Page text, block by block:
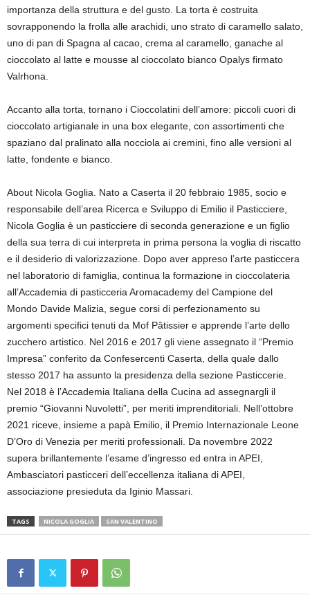
importanza della struttura e del gusto. La torta è costruita
sovrapponendo la frolla alle arachidi, uno strato di caramello salato,
uno di pan di Spagna al cacao, crema al caramello, ganache al
cioccolato al latte e mousse al cioccolato bianco Opalys firmato
Valrhona.
Accanto alla torta, tornano i Cioccolatini dell’amore: piccoli cuori di
cioccolato artigianale in una box elegante, con assortimenti che
spaziano dal pralinato alla nocciola ai cremini, fino alle versioni al
latte, fondente e bianco.
About Nicola Goglia. Nato a Caserta il 20 febbraio 1985, socio e
responsabile dell’area Ricerca e Sviluppo di Emilio il Pasticciere,
Nicola Goglia è un pasticciere di seconda generazione e un figlio
della sua terra di cui interpreta in prima persona la voglia di riscatto
e il desiderio di valorizzazione. Dopo aver appreso l’arte pasticcera
nel laboratorio di famiglia, continua la formazione in cioccolateria
all’Accademia di pasticceria Aromacademy del Campione del
Mondo Davide Malizia, segue corsi di perfezionamento su
argomenti specifici tenuti da Mof Pâtissier e apprende l’arte dello
zucchero artistico. Nel 2016 e 2017 gli viene assegnato il “Premio
Impresa” conferito da Confesercenti Caserta, della quale dallo
stesso 2017 ha assunto la presidenza della sezione Pasticcerie.
Nel 2018 è l’Accademia Italiana della Cucina ad assegnargli il
premio “Giovanni Nuvoletti”, per meriti imprenditoriali. Nell’ottobre
2021 riceve, insieme a papà Emilio, il Premio Internazionale Leone
D’Oro di Venezia per meriti professionali. Da novembre 2022
supera brillantemente l’esame d’ingresso ed entra in APEI,
Ambasciatori pasticceri dell’eccellenza italiana di APEI,
associazione presieduta da Iginio Massari.
TAGS NICOLA GOGLIA SAN VALENTINO